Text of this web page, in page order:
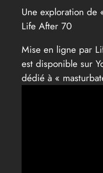
Une exploration de
Life After 70
Mise en ligne par
est disponible sur
dédié à «